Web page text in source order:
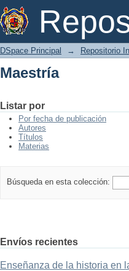
Maestría
DSpace Principal → Repositorio
Maestría
Listar por
Por fecha de publicación
Autores
Títulos
Materias
Búsqueda en esta colección:
Envíos recientes
Enseñanza de la historia en